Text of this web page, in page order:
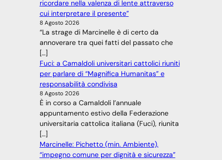
ricordare nella valenza di lente attraverso
cui interpretare il presente”
8 Agosto 2026
“La strage di Marcinelle è di certo da
annoverare tra quei fatti del passato che
[…]
Fuci: a Camaldoli universitari cattolici riuniti
per parlare di “Magnifica Humanitas” e
responsabilità condivisa
8 Agosto 2026
È in corso a Camaldoli l’annuale
appuntamento estivo della Federazione
universitaria cattolica italiana (Fuci), riunita
[…]
Marcinelle: Pichetto (min. Ambiente),
“impegno comune per dignità e sicurezza”